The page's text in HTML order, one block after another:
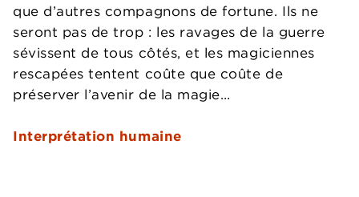
que d’autres compagnons de fortune. Ils ne
seront pas de trop : les ravages de la guerre
sévissent de tous côtés, et les magiciennes
rescapées tentent coûte que coûte de
préserver l’avenir de la magie…
Interprétation humaine